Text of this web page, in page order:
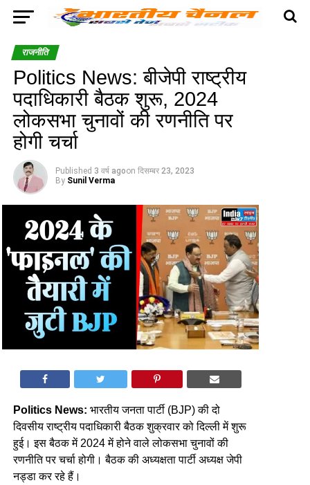
राजनीति
Politics News: बीजेपी राष्ट्रीय
पदाधिकारी बैठक शुरू, 2024
लोकसभा चुनावों की रणनीति पर
होगी चर्चा
Published 3 वर्ष agoon दिसम्बर 23, 2023
By Sunil Verma
Politics News: भारतीय जनता पार्टी (BJP) की दो
दिवसीय राष्ट्रीय पदाधिकारी बैठक शुक्रवार को दिल्ली में शुरू
हुई। इस बैठक में 2024 में होने वाले लोकसभा चुनावों की
रणनीति पर चर्चा होगी। बैठक की अध्यक्षता पार्टी अध्यक्ष जेपी
नड्डा कर रहे हैं।